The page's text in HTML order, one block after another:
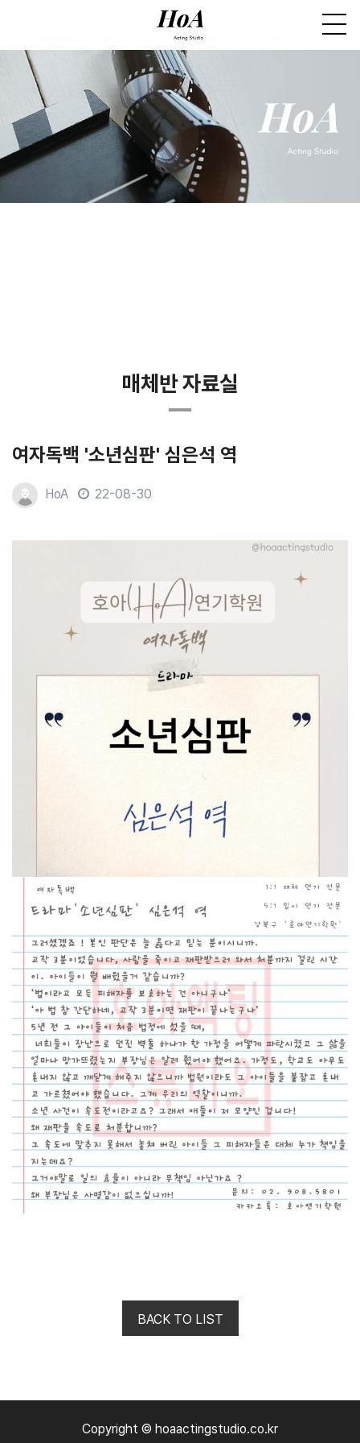
매체반 자료실
여자독백 '소년심판' 심은석 역
HoA 22-08-30
본문
BACK TO LIST
Copyright © hoaactingstudio.co.kr